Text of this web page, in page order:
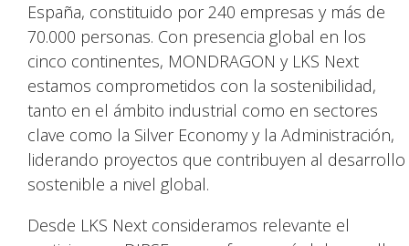
España, constituido por 240 empresas y más de
70.000 personas. Con presencia global en los
cinco continentes, MONDRAGON y LKS Next
estamos comprometidos con la sostenibilidad,
tanto en el ámbito industrial como en sectores
clave como la Silver Economy y la Administración,
liderando proyectos que contribuyen al desarrollo
sostenible a nivel global.
Desde LKS Next consideramos relevante el